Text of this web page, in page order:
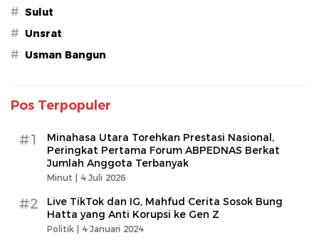
# Sulut
# Unsrat
# Usman Bangun
Pos Terpopuler
#1
Minahasa Utara Torehkan Prestasi Nasional,
Peringkat Pertama Forum ABPEDNAS Berkat
Jumlah Anggota Terbanyak
Minut | 4 Juli 2026
#2
Live TikTok dan IG, Mahfud Cerita Sosok Bung
Hatta yang Anti Korupsi ke Gen Z
Politik | 4 Januari 2024